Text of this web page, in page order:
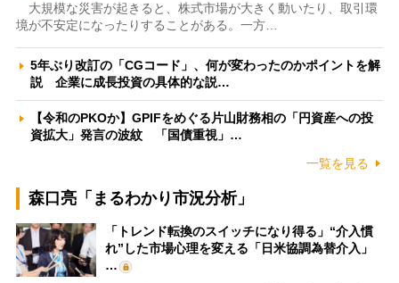
大規模な災害が起きると、株式市場が大きく動いたり、取引環
境が不安定になったりすることがある。一方…
5年ぶり改訂の「CGコード」、何が変わったのかポイントを解
説 企業に成長投資の具体的な説…
【令和のPKOか】GPIFをめぐる片山財務相の「円資産への投
資拡大」発言の波紋 「国債重視」…
一覧を見る
森口亮「まるわかり市況分析」
「トレンド転換のスイッチになり得る」“介入慣
れ”した市場心理を変える「日米協調為替介入」
…